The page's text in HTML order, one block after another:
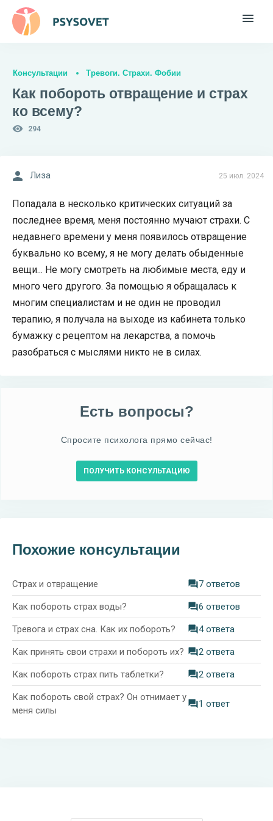
Консультации Тревоги. Страхи. Фобии
Как побороть отвращение и страх
ко всему?
294
25 июл. 2024
Лиза
Попадала в несколько критических ситуаций за
последнее время, меня постоянно мучают страхи. С
недавнего времени у меня появилось отвращение
буквально ко всему, я не могу делать обыденные
вещи... Не могу смотреть на любимые места, еду и
много чего другого. За помощью я обращалась к
многим специалистам и не один не проводил
терапию, я получала на выходе из кабинета только
бумажку с рецептом на лекарства, а помочь
разобраться с мыслями никто не в силах.
Есть вопросы?
Спросите психолога прямо сейчас!
ПОЛУЧИТЬ КОНСУЛЬТАЦИЮ
Похожие консультации
Страх и отвращение 7 ответов
Как побороть страх воды? 6 ответов
Тревога и страх сна. Как их побороть? 4 ответа
Как принять свои страхи и побороть их? 2 ответа
Как побороть страх пить таблетки? 2 ответа
Как побороть свой страх? Он отнимает у
меня силы
1 ответ